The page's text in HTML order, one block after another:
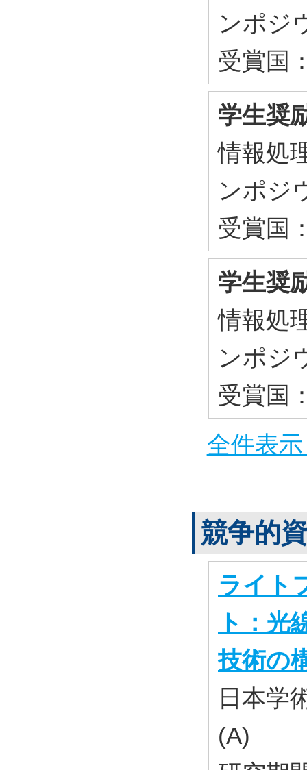
ンポジ
受賞国
学生奨
情報処
ンポジ
受賞国
学生奨
情報処
ンポジ
受賞国
全件表
競争的
ライト
ト：光
技術の
日本学
(A)